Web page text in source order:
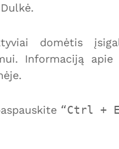
domėtis
Informaciją
Ctrl +